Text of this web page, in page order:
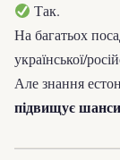
Так.
На багатьох
української/
Але знання
підвищує шанси